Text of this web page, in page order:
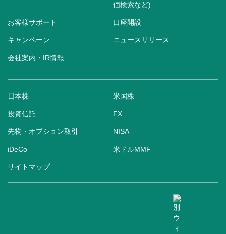
価検索など)
お客様サポート 口座開設
キャンペーン ニュースリリース
会社案内・IR情報
日本株 米国株
投資信託 FX
先物・オプション取引 NISA
iDeCo 米ドルMMF
サイトマップ